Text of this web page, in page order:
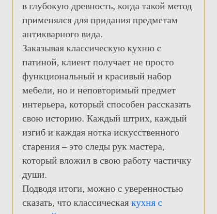
в глубокую древность, когда такой метод
применялся для придания предметам
антикварного вида.
Заказывая классическую кухню с
патиной, клиент получает не просто
функциональный и красивый набор
мебели, но и неповторимый предмет
интерьера, который способен рассказать
свою историю. Каждый штрих, каждый
изгиб и каждая нотка искусственного
старения – это следы рук мастера,
который вложил в свою работу частичку
души.
Подводя итоги, можно с уверенностью
сказать, что классическаякухня с